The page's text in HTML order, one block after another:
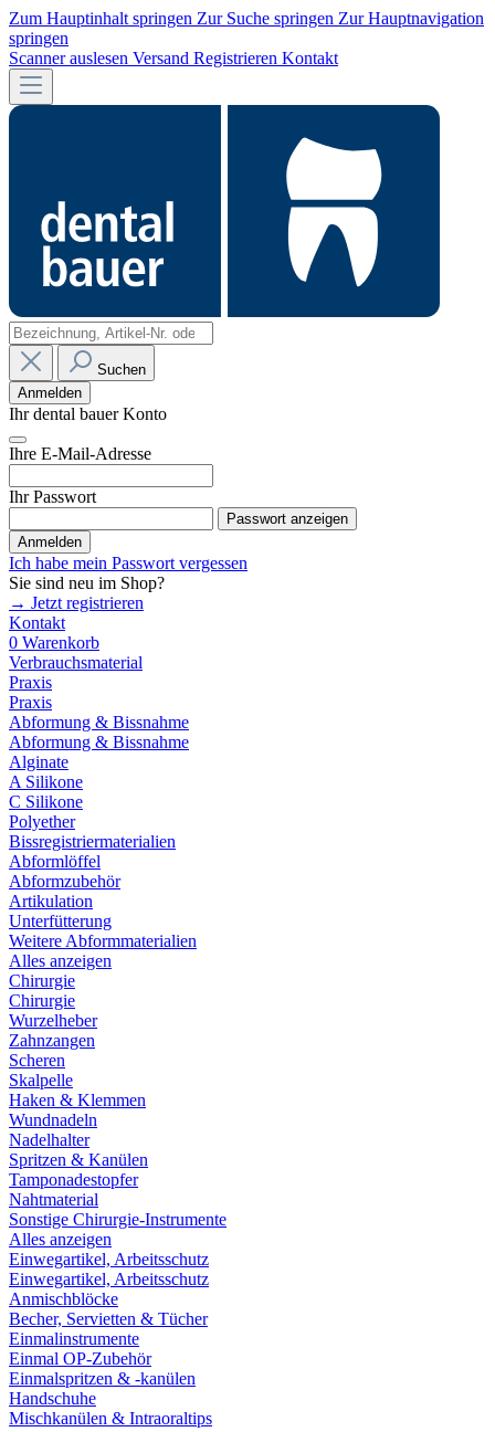
Zum Hauptinhalt springen Zur Suche springen Zur Hauptnavigation
springen
Scanner auslesen Versand Registrieren Kontakt
Suchen
Anmelden
Ihr dental bauer Konto
Ihre E-Mail-Adresse
Ihr Passwort
Passwort anzeigen
Anmelden
Ich habe mein Passwort vergessen
Sie sind neu im Shop?
→ Jetzt registrieren
Kontakt
0 Warenkorb
Verbrauchsmaterial
Praxis
Praxis
Abformung & Bissnahme
Abformung & Bissnahme
Alginate
A Silikone
C Silikone
Polyether
Bissregistriermaterialien
Abformlöffel
Abformzubehör
Artikulation
Unterfütterung
Weitere Abformmaterialien
Alles anzeigen
Chirurgie
Chirurgie
Wurzelheber
Zahnzangen
Scheren
Skalpelle
Haken & Klemmen
Wundnadeln
Nadelhalter
Spritzen & Kanülen
Tamponadestopfer
Nahtmaterial
Sonstige Chirurgie-Instrumente
Alles anzeigen
Einwegartikel, Arbeitsschutz
Einwegartikel, Arbeitsschutz
Anmischblöcke
Becher, Servietten & Tücher
Einmalinstrumente
Einmal OP-Zubehör
Einmalspritzen & -kanülen
Handschuhe
Mischkanülen & Intraoraltips